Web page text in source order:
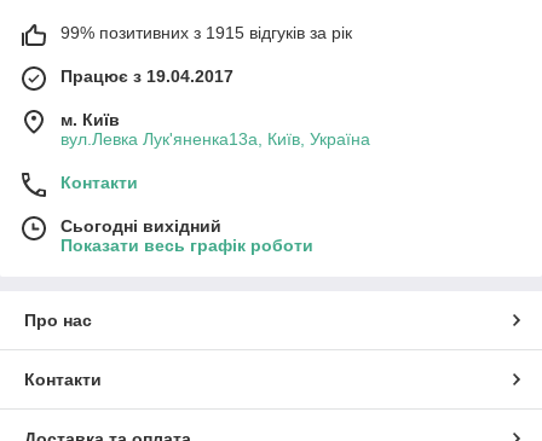
99% позитивних з 1915 відгуків за рік
Працює з 19.04.2017
м. Київ
вул.Левка Лук'яненка13а, Київ, Україна
Контакти
Сьогодні вихідний
Показати весь графік роботи
Про нас
Контакти